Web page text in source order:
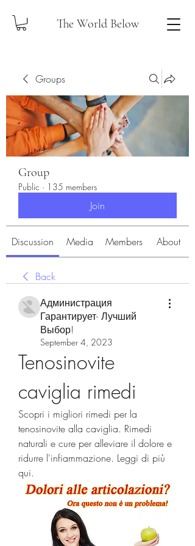
The World Below
Groups
Group
Public · 135 members
Join
Discussion Media Members About
Back
Администрация
Гарантирует- Лучший
Выбор!
September 4, 2023
Tenosinovite
caviglia rimedi
Scopri i migliori rimedi per la
tenosinovite alla caviglia. Rimedi
naturali e cure per alleviare il dolore e
ridurre l'infiammazione. Leggi di più
qui.